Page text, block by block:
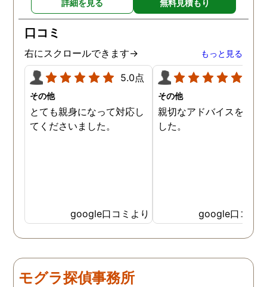
らためて思いました。 事務
所の皆様にお世話になった
ので、クチコミの方書かせ
ていただきます。ありがと
うございました。
詳細を見る 無料見積もり
口コミ
右にスクロールできます→ もっと見る
5.0点
その他
とても親身になって対応し
てくださいました。
google口コミより
その他
親切なアドバイスを頂き
した。
google口コミ
モグラ探偵事務所